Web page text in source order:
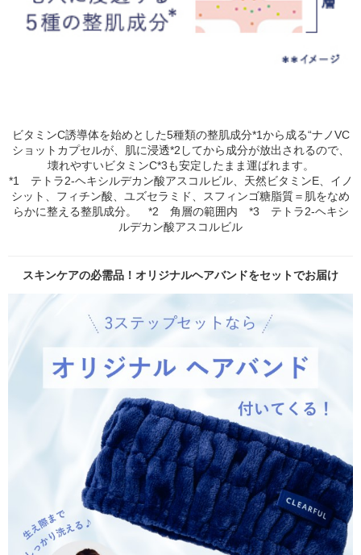
ビタミンC誘導体を始めとした5種類の整肌成分*1から成る“ナノVC
ショットカプセルが、肌に浸透*2してから成分が放出されるので、
壊れやすいビタミンC*3も安定したまま運ばれます。
*1 テトラ2-ヘキシルデカン酸アスコルビル、天然ビタミンE、イノ
シット、フィチン酸、ユズセラミド、スフィンゴ糖脂質＝肌をなめ
らかに整える整肌成分。 *2 角層の範囲内 *3 テトラ2-ヘキシ
ルデカン酸アスコルビル
スキンケアの必需品！オリジナルヘアバンドをセットでお届け